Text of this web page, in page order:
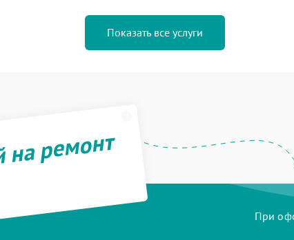
Показать все услуги
ремонт
При